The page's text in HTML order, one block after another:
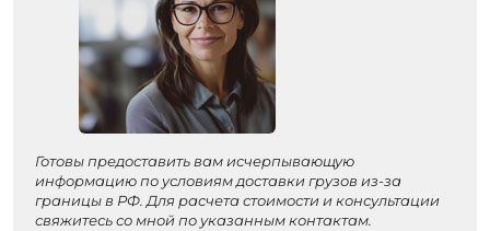
Готовы предоставить вам исчерпывающую
информацию по условиям доставки грузов из-за
границы в РФ. Для расчета стоимости и консультации
свяжитесь со мной по указанным контактам.